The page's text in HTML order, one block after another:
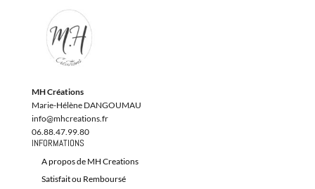
MH Créations
Marie-Hélène DANGOUMAU
info@mhcreations.fr
06.88.47.99.80
INFORMATIONS
A propos de MH Creations
Satisfait ou Remboursé